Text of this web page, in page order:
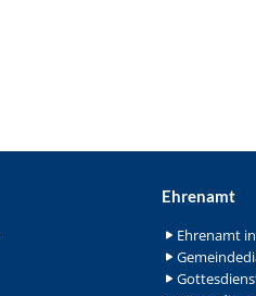
Ehrenamt
Ehrenamt